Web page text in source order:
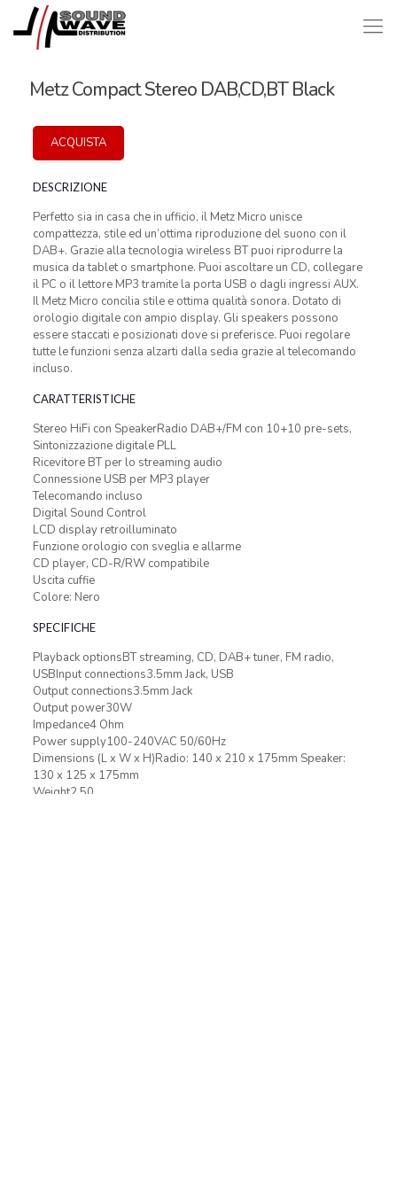
Metz Compact Stereo DAB,CD,BT Black
ACQUISTA
DESCRIZIONE
Perfetto sia in casa che in ufficio, il Metz Micro unisce
compattezza, stile ed un’ottima riproduzione del suono con il
DAB+. Grazie alla tecnologia wireless BT puoi riprodurre la
musica da tablet o smartphone. Puoi ascoltare un CD, collegare
il PC o il lettore MP3 tramite la porta USB o dagli ingressi AUX.
Il Metz Micro concilia stile e ottima qualità sonora. Dotato di
orologio digitale con ampio display. Gli speakers possono
essere staccati e posizionati dove si preferisce. Puoi regolare
tutte le funzioni senza alzarti dalla sedia grazie al telecomando
incluso.
CARATTERISTICHE
Stereo HiFi con SpeakerRadio DAB+/FM con 10+10 pre-sets,
Sintonizzazione digitale PLL
Ricevitore BT per lo streaming audio
Connessione USB per MP3 player
Telecomando incluso
Digital Sound Control
LCD display retroilluminato
Funzione orologio con sveglia e allarme
CD player, CD-R/RW compatibile
Uscita cuffie
Colore: Nero
SPECIFICHE
Playback optionsBT streaming, CD, DAB+ tuner, FM radio,
USBInput connections3.5mm Jack, USB
Output connections3.5mm Jack
Output power30W
Impedance4 Ohm
Power supply100-240VAC 50/60Hz
Dimensions (L x W x H)Radio: 140 x 210 x 175mm Speaker:
130 x 125 x 175mm
Weight2,50